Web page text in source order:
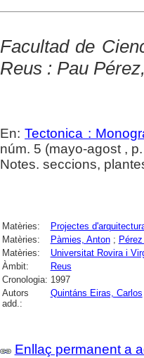
Facultad de
Reus : Pau
En:Tectonica :
núm. 5 (mayo-agost ,
Notes. seccions,
Matèries: Projectes
Matèries:
Pàmies, Anton;
Matèries:
Universitat Rovira i
Àmbit:
Reus
Cronologia: 1997
Autors
add.:
Quintáns Eiras, Carlos
Enllaç permanent a